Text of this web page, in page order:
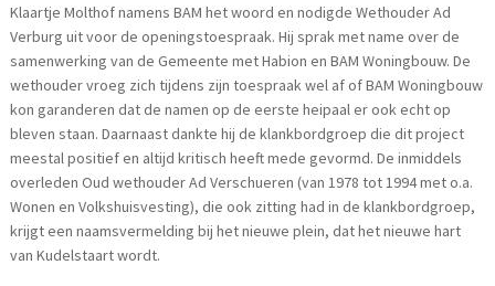
Klaartje Molthof namens BAM het woord en nodigde Wethouder Ad
Verburg uit voor de openingstoespraak. Hij sprak met name over de
samenwerking van de Gemeente met Habion en BAM Woningbouw. De
wethouder vroeg zich tijdens zijn toespraak wel af of BAM Woningbouw
kon garanderen dat de namen op de eerste heipaal er ook echt op
bleven staan. Daarnaast dankte hij de klankbordgroep die dit project
meestal positief en altijd kritisch heeft mede gevormd. De inmiddels
overleden Oud wethouder Ad Verschueren (van 1978 tot 1994 met o.a.
Wonen en Volkshuisvesting), die ook zitting had in de klankbordgroep,
krijgt een naamsvermelding bij het nieuwe plein, dat het nieuwe hart
van Kudelstaart wordt.